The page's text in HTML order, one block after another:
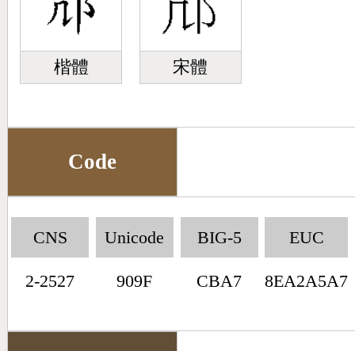
楷體 宋體
Code
CNS
2-2527
Unicode
909F
BIG-5
CBA7
EUC
8EA2A5A7